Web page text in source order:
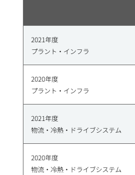
2021年度
プラント・インフラ
2020年度
プラント・インフラ
2021年度
物流・冷熱・ドライブシステム
2020年度
物流・冷熱・ドライブシステム